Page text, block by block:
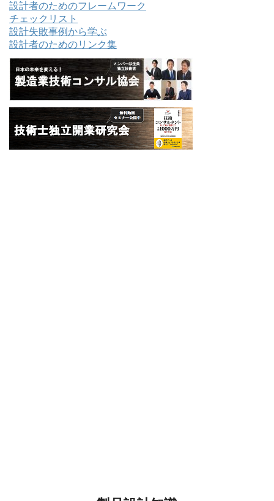
設計者のためのフレームワーク
チェックリスト
設計失敗事例から学ぶ
設計者のためのリンク集